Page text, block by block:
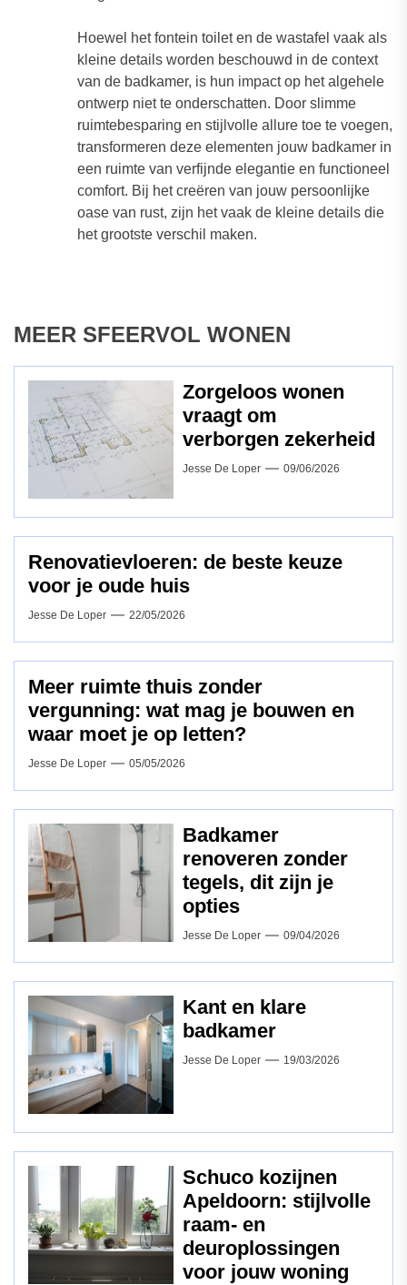
Hoewel het fontein toilet en de wastafel vaak als
kleine details worden beschouwd in de context
van de badkamer, is hun impact op het algehele
ontwerp niet te onderschatten. Door slimme
ruimtebesparing en stijlvolle allure toe te voegen,
transformeren deze elementen jouw badkamer in
een ruimte van verfijnde elegantie en functioneel
comfort. Bij het creëren van jouw persoonlijke
oase van rust, zijn het vaak de kleine details die
het grootste verschil maken.
MEER SFEERVOL WONEN
Zorgeloos wonen
vraagt om
verborgen zekerheid
Jesse De Loper 09/06/2026
Renovatievloeren: de beste keuze
voor je oude huis
Jesse De Loper 22/05/2026
Meer ruimte thuis zonder
vergunning: wat mag je bouwen en
waar moet je op letten?
Jesse De Loper 05/05/2026
Badkamer
renoveren zonder
tegels, dit zijn je
opties
Jesse De Loper 09/04/2026
Kant en klare
badkamer
Jesse De Loper 19/03/2026
Schuco kozijnen
Apeldoorn: stijlvolle
raam‑ en
deuroplossingen
voor jouw woning